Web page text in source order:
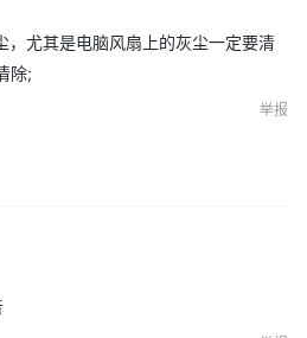
，尤其是电脑风扇上的灰尘一定要清
除;
举报